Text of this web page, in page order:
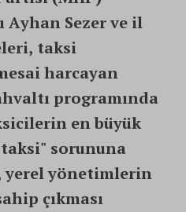
Ayhan Sezer ve il
taksi
harcayan
programında
en büyük
sorununa
yerel yönetimlerin
çıkması